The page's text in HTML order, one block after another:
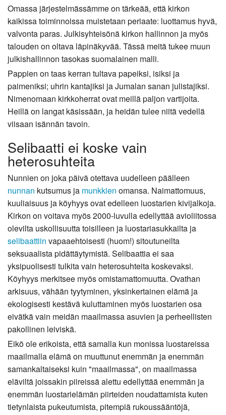
Omassa järjestelmässämme on tärkeää, että kirkon
kaikissa toiminnoissa muistetaan periaate: luottamus hyvä,
valvonta paras. Julkisyhteisönä kirkon hallinnon ja myös
talouden on oltava läpinäkyvää. Tässä meitä tukee muun
julkishallinnon tasokas suomalainen malli.
Pappien on taas kerran tultava papeiksi, isiksi ja
paimeniksi; uhrin kantajiksi ja Jumalan sanan julistajiksi.
Nimenomaan kirkkoherrat ovat meillä paljon vartijoita.
Heillä on langat käsissään, ja heidän tulee niitä vedellä
viisaan isännän tavoin.
Selibaatti ei koske vain
heterosuhteita
Nunnien on joka päivä otettava uudelleen päälleen
nunnan kutsumus ja munkkien omansa. Naimattomuus,
kuuliaisuus ja köyhyys ovat edelleen luostarien kivijalkoja.
Kirkon on voitava myös 2000-luvulla edellyttää avioliitossa
olevilta uskollisuutta toisilleen ja luostariasukkailta ja
selibaattiin vapaaehtoisesti (huom!) sitoutuneilta
seksuaalista pidättäytymistä. Selibaattia ei saa
yksipuolisesti tulkita vain heterosuhteita koskevaksi.
Köyhyys merkitsee myös omistamattomuutta. Ovathan
arkisuus, vähään tyytyminen, yksinkertainen elämä ja
ekologisesti kestävä kuluttaminen myös luostarien osa
eivätkä vain meidän maailmassa asuvien ja perheellisten
pakollinen leiviskä.
Eikö ole erikoista, että samalla kun monissa luostareissa
maailmalla elämä on muuttunut enemmän ja enemmän
samankaltaiseksi kuin "maailmassa", on maailmassa
eläviltä joissakin piireissä alettu edellyttää enemmän ja
enemmän luostarielämän piirteiden noudattamista kuten
tietynlaista pukeutumista, pitempiä rukoussääntöjä,